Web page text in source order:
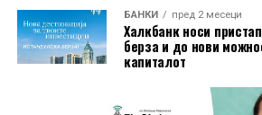
БАНКИ пред 2 месеци
Халкбанк носи
берза и до нови
капиталот